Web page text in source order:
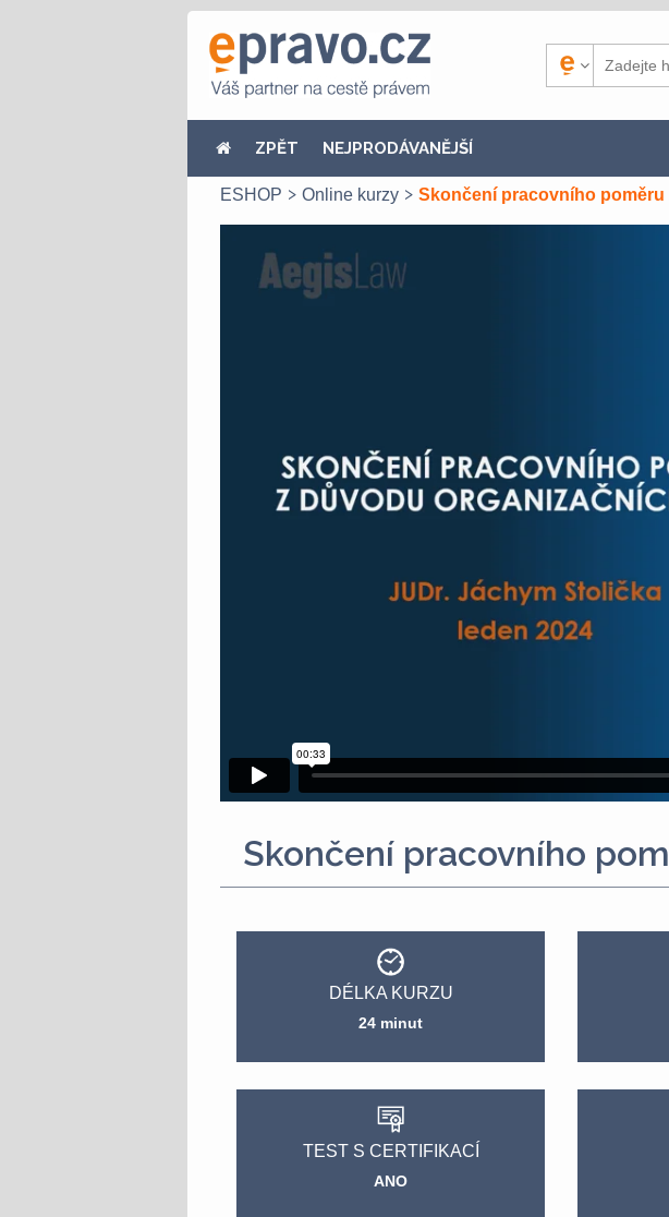
ZPĚT NEJPRODÁVANĚJŠÍ
ESHOP Online kurzy Skončení pracovního
Skončení pracovního
DÉLKA KURZU
24 minut
TEST S CERTIFIKACÍ
ANO